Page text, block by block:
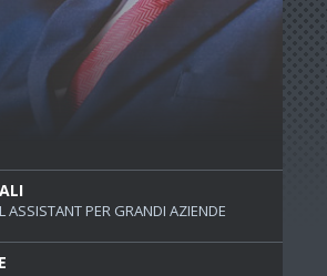
ASSISTANT PER GRANDI AZIENDE